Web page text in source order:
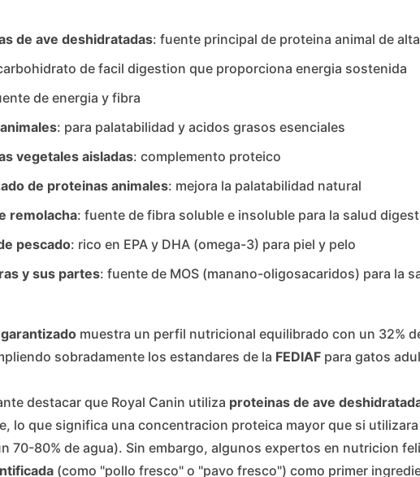
de ave deshidratadas: fuente principal de proteina animal de
de facil digestion que proporciona energia sostenida
de energia y fibra
: para palatabilidad y acidos grasos esenciales
vegetales aisladas: complemento proteico
de proteinas animales: mejora la palatabilidad natural
remolacha: fuente de fibra soluble e insoluble para la salud
pescado: rico en EPA y DHA (omega-3) para piel y pelo
y sus partes: fuente de MOS (manano-oligosacaridos) para la
muestra un perfil nutricional equilibrado con un 32%
sobradamente los estandares de la FEDIAF para gatos
destacar que Royal Canin utiliza proteinas de ave
lo que significa una concentracion proteica mayor que si
70-80% de agua). Sin embargo, algunos expertos en nutricion
(como "pollo fresco" o "pavo fresco") como primer